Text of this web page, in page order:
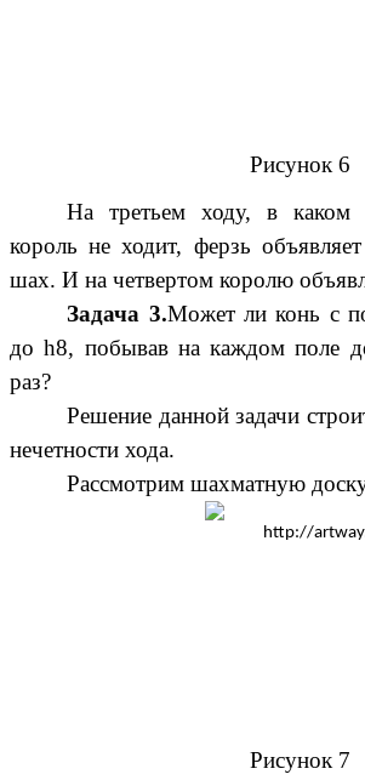
Рисунок 6
На третьем ходу, в каком
король не ходит, ферзь
шах. И на четвертом королю
Задача 3.Может ли конь с
до h8, побывав на каждом поле
раз?
Решение данной задачи
нечетности хода.
Рассмотрим шахматную
Рисунок 7